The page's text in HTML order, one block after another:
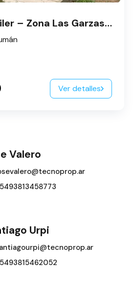
Casa en Alquiler – Zona Las Garzas (a 200 m del ingreso a Los Azahares)
Ver detalles
Valero
Urpi